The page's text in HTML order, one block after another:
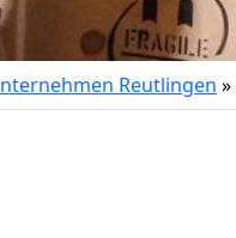
Reutlingen »